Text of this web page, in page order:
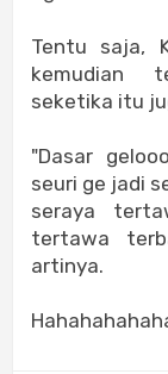
Tentu saja,
kemudian
seketika itu
"Dasar
seuri ge jadi
seraya
tertawa
artinya.